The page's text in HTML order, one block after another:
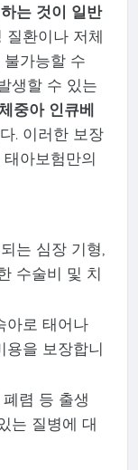
는 것이 일반
질환이나 저체
가능할 수
생할 수 있는
중아 인큐베
. 이러한 보장
아보험만의
는 심장 기형,
수술비 및 치
아로 태어나
용을 보장합니
렴 등 출생
는 질병에 대